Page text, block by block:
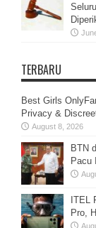
TERBARU
Best Girls
Privacy &
August 8, 2026
BTN
Pacu
ITEL
Pro,